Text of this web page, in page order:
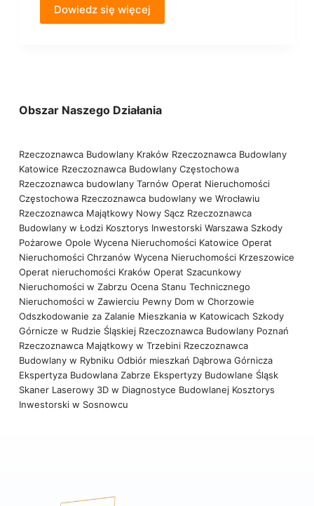
Dowiedz się więcej
Obszar Naszego Działania
Rzeczoznawca Budowlany Kraków Rzeczoznawca Budowlany
Katowice Rzeczoznawca Budowlany Częstochowa
Rzeczoznawca budowlany Tarnów Operat Nieruchomości
Częstochowa Rzeczoznawca budowlany we Wrocławiu
Rzeczoznawca Majątkowy Nowy Sącz Rzeczoznawca
Budowlany w Łodzi Kosztorys Inwestorski Warszawa Szkody
Pożarowe Opole Wycena Nieruchomości Katowice Operat
Nieruchomości Chrzanów Wycena Nieruchomości Krzeszowice
Operat nieruchomości Kraków Operat Szacunkowy
Nieruchomości w Zabrzu Ocena Stanu Technicznego
Nieruchomości w Zawierciu Pewny Dom w Chorzowie
Odszkodowanie za Zalanie Mieszkania w Katowicach Szkody
Górnicze w Rudzie Śląskiej Rzeczoznawca Budowlany Poznań
Rzeczoznawca Majątkowy w Trzebini Rzeczoznawca
Budowlany w Rybniku Odbiór mieszkań Dąbrowa Górnicza
Ekspertyza Budowlana Zabrze Ekspertyzy Budowlane Śląsk
Skaner Laserowy 3D w Diagnostyce Budowlanej Kosztorys
Inwestorski w Sosnowcu